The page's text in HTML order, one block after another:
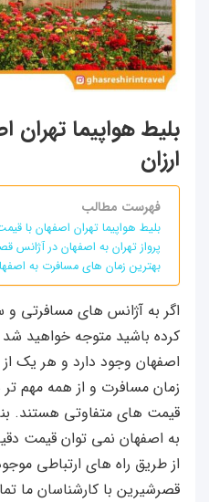
بلیط هواپیما
ارزان
فهرست مطالب
بلیط هواپیما تهران اصفهان با
پرواز تهران به اصفهان در آژانس
بهترین زمان های مسافرت به
اگر به آژانس های مسافرتی
کرده باشید متوجه خواهید
اصفهان وجود دارد و هر یک
زمان مسافرت و از همه مهم
قیمت های متفاوتی هستند.
به اصفهان نمی توان قیمت
از طریق راه های ارتباطی
قصرشیرین با کارشناسان ما